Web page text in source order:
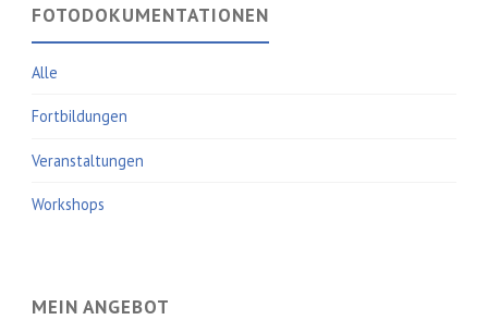
FOTODOKUMENTATIONEN
Alle
Fortbildungen
Veranstaltungen
Workshops
MEIN ANGEBOT